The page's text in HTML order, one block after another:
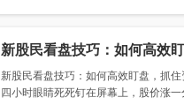
新股民看盘技巧：如何高效
新股民看盘技巧：如何高效盯盘，抓
四小时眼睛死死钉在屏幕上，股价涨